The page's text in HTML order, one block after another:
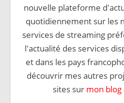
nouvelle plateforme
quotidiennement sur les
services de streaming
l'actualité des services
et dans les pays
découvrir mes autres
sites sur mon